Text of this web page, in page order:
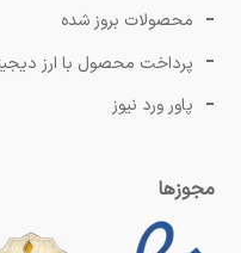
محصولات بروز شده
پرداخت محصول با ارز
پاور ورد نیوز
مجوزها